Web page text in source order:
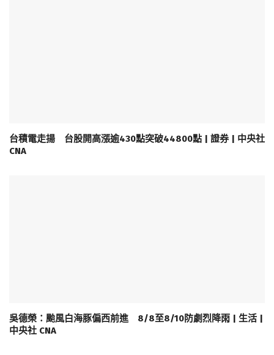
台積電走揚 台股開高漲逾430點突破44800點 | 證券 | 中央社
CNA
吳德榮：颱風白海豚偏西前進 8/8至8/10防劇烈降雨 | 生活 |
中央社 CNA